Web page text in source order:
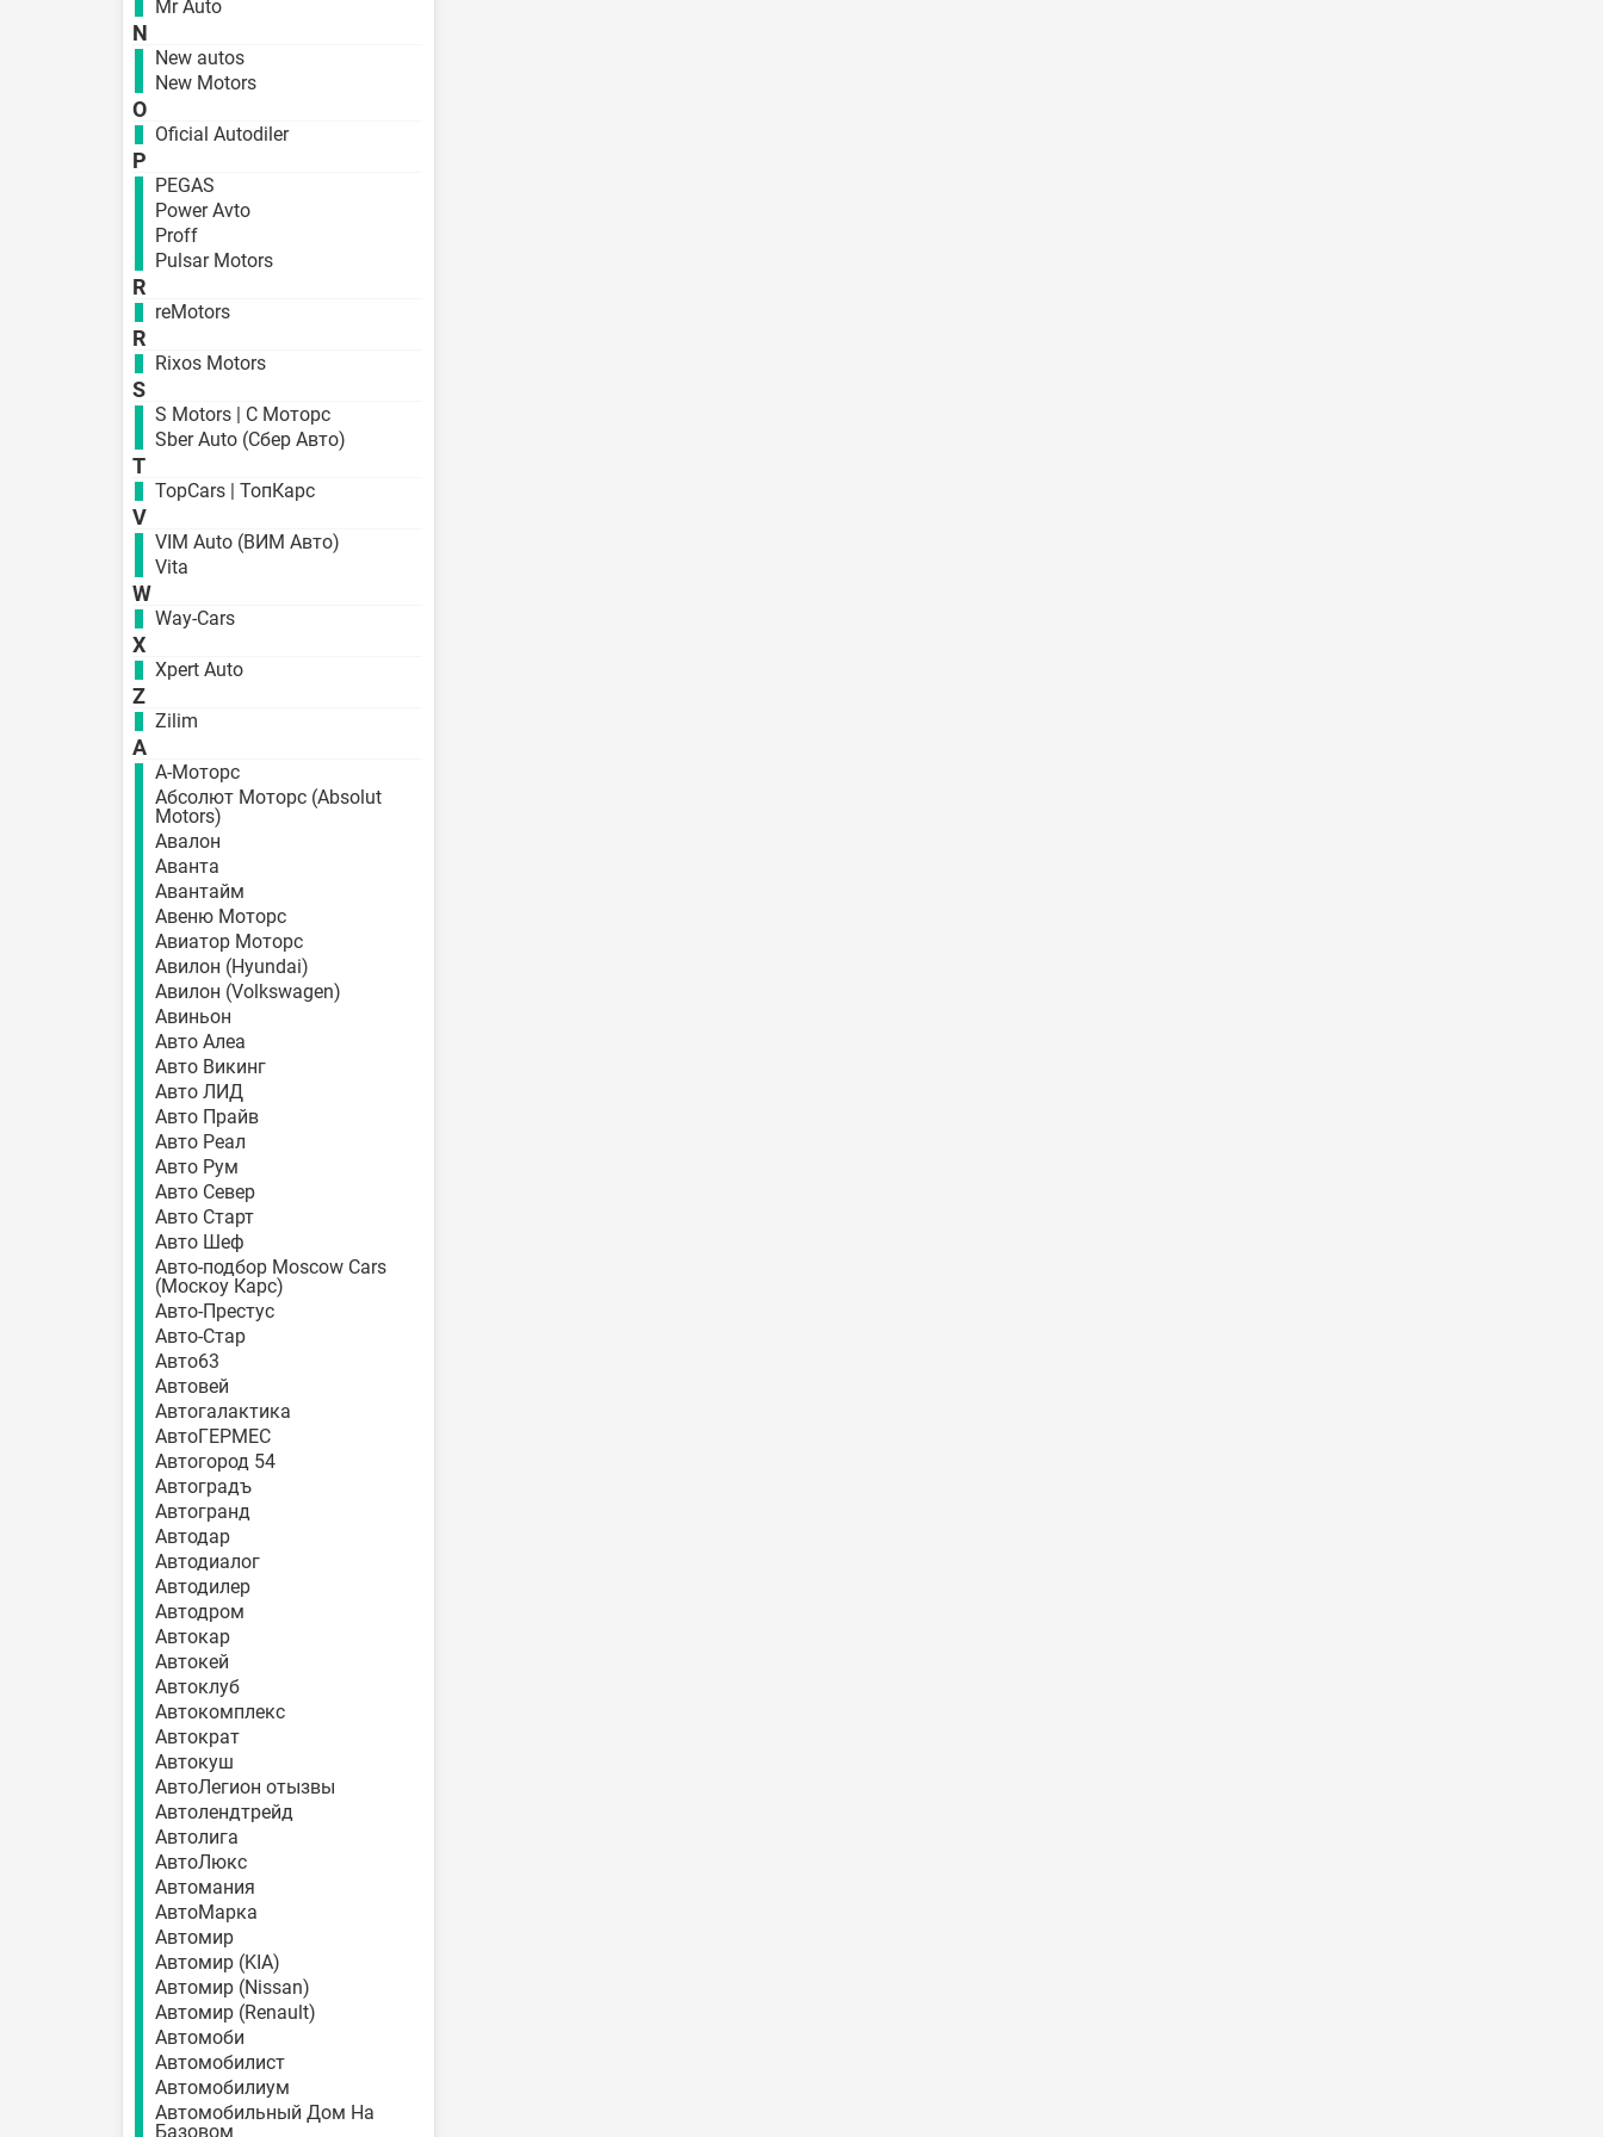
Mr Auto
N
New autos
New Motors
O
Oficial Autodiler
P
PEGAS
Power Avto
Proff
Pulsar Motors
R
reMotors
R
Rixos Motors
S
S Motors | С Моторс
Sber Auto (Сбер Авто)
T
TopCars | ТопКарс
V
VIM Auto (ВИМ Авто)
Vita
W
Way-Cars
X
Xpert Auto
Z
Zilim
А
А-Моторс
Абсолют Моторс (Absolut
Motors)
Авалон
Аванта
Авантайм
Авеню Моторс
Авиатор Моторс
Авилон (Hyundai)
Авилон (Volkswagen)
Авиньон
Авто Алеа
Авто Викинг
Авто ЛИД
Авто Прайв
Авто Реал
Авто Рум
Авто Север
Авто Старт
Авто Шеф
Авто-подбор Moscow Cars
(Москоу Карс)
Авто-Престус
Авто-Стар
Авто63
Автовей
Автогалактика
АвтоГЕРМЕС
Автогород 54
Автоградъ
Автогранд
Автодар
Автодиалог
Автодилер
Автодром
Автокар
Автокей
Автоклуб
Автокомплекс
Автократ
Автокуш
АвтоЛегион отызвы
Автолендтрейд
Автолига
АвтоЛюкс
Автомания
АвтоМарка
Автомир
Автомир (KIA)
Автомир (Nissan)
Автомир (Renault)
Автомоби
Автомобилист
Автомобилиум
Автомобильный Дом На
Базовом